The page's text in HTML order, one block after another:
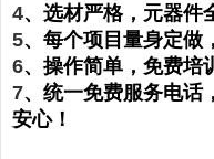
4、选材严格，元器件
5、每个项目量身定做
6、操作简单，免费培
7、统一免费服务电话，
安心！